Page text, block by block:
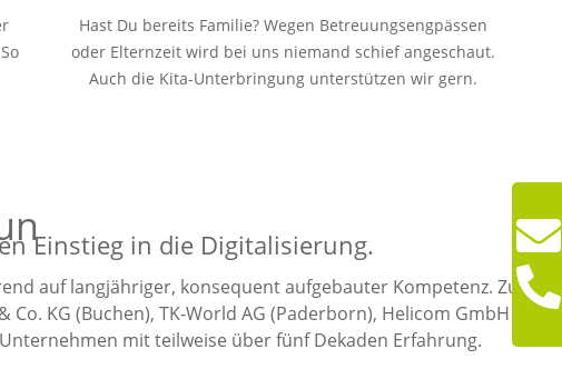
Hast Du bereits Familie? Wegen Betreuungsengpässen
oder Elternzeit wird bei uns niemand schief angeschaut.
Auch die Kita-Unterbringung unterstützen wir gern.
Einstieg in die Digitalisierung.
auf langjähriger, konsequent aufgebauter Kompetenz. Zum
KG (Buchen), TK-World AG (Paderborn), Helicom GmbH
mit teilweise über fünf Dekaden Erfahrung.